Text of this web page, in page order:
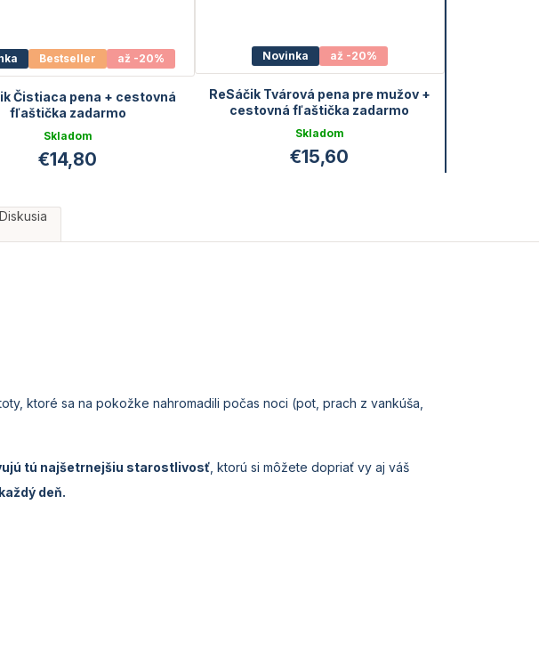
Bestseller až -20%
Čistiaca pena + cestovná
fľaštička zadarmo
Skladom
€14,80
Novinka až -20%
ReSáčik Tvárová pena pre mužov +
cestovná fľaštička zadarmo
Skladom
€15,60
Diskusia
ktoré sa na pokožke nahromadili počas noci (pot, prach z vankúša,
tú najšetrnejšiu starostlivosť, ktorú si môžete dopriať vy aj váš
deň.